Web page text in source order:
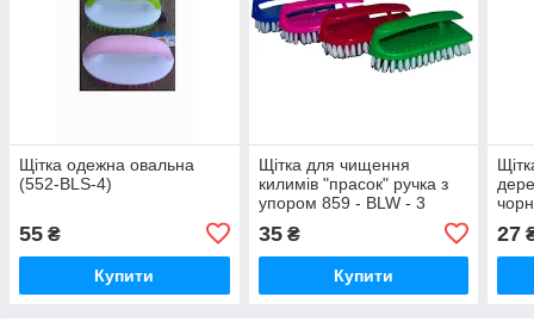
Щітка одежна овальна
(552-BLS-4)
55 ₴
Купити
Щітка для чищення
килимів "прасок" ручка з
упором 859 - BLW - 3
35₴
Купити
27